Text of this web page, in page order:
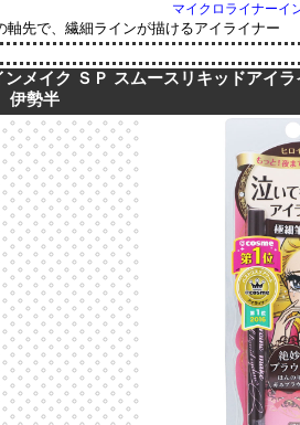
マイクロライナーイ
軸先で、繊細ラインが描けるアイライナー
ンメイク ＳＰ スムースリキッドアイ
伊勢半